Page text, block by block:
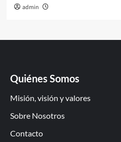
admin
Quiénes Somos
Misión, visión y valores
Sobre Nosotros
Contacto